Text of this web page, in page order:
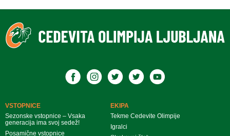
VSTOPNICE
Sezonske vstopnice – Vsaka
generacija ima svoj sedež!
Posamične vstopnice
EKIPA
Tekme Cedevite Olimpije
Igralci